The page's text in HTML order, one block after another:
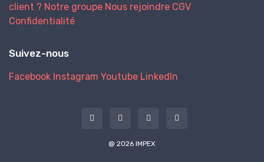
client ? Notre groupe Nous rejoindre CGV
Confidentialité
Suivez-nous
Facebook Instagram Youtube LinkedIn
@ 2026 IMPEX